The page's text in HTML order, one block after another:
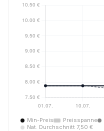
Min-Preis Preisspanne
Nat. Durchschnitt 7,50 €